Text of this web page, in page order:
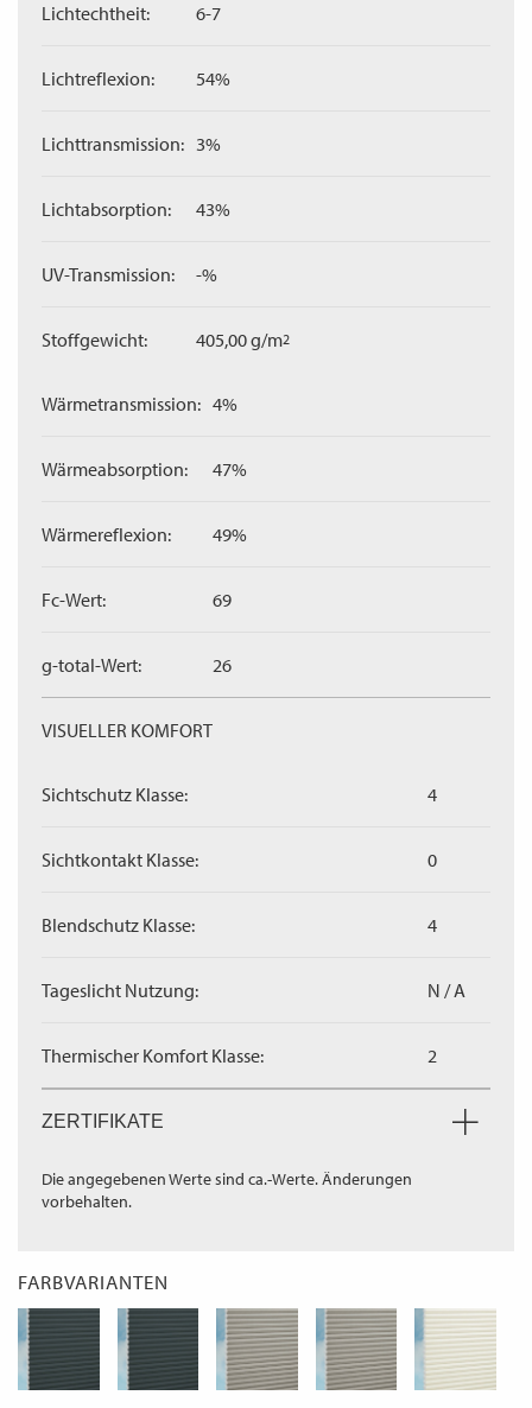
Lichtechtheit: 6-7
Lichtreflexion: 54%
Lichttransmission: 3%
Lichtabsorption: 43%
UV-Transmission: -%
Stoffgewicht: 405,00 g/m2
Wärmetransmission: 4%
Wärmeabsorption: 47%
Wärmereflexion: 49%
Fc-Wert: 69
g-total-Wert: 26
VISUELLER KOMFORT
Sichtschutz Klasse: 4
Sichtkontakt Klasse: 0
Blendschutz Klasse: 4
Tageslicht Nutzung: N / A
Thermischer Komfort Klasse: 2
ZERTIFIKATE
Die angegebenen Werte sind ca.-Werte. Änderungen
vorbehalten.
FARBVARIANTEN